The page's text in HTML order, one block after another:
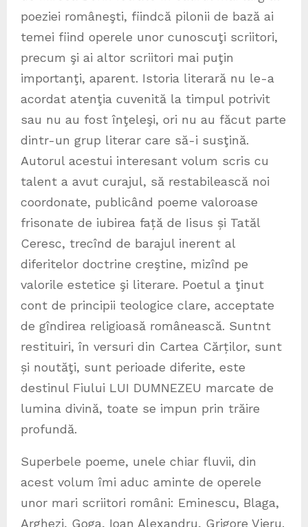
poeziei româneşti, fiindcă pilonii de bază ai
temei fiind operele unor cunoscuţi scriitori,
precum şi ai altor scriitori mai puţin
importanţi, aparent. Istoria literară nu le-a
acordat atenţia cuvenită la timpul potrivit
sau nu au fost înţeleşi, ori nu au făcut parte
dintr-un grup literar care să-i susţină.
Autorul acestui interesant volum scris cu
talent a avut curajul, să restabilească noi
coordonate, publicând poeme valoroase
frisonate de iubirea față de Iisus și Tatăl
Ceresc, trecînd de barajul inerent al
diferitelor doctrine creştine, mizînd pe
valorile estetice şi literare. Poetul a ţinut
cont de principii teologice clare, acceptate
de gîndirea religioasă românească. Suntnt
restituiri, în versuri din Cartea Cărților, sunt
și noutăţi, sunt perioade diferite, este
destinul Fiului LUI DUMNEZEU marcate de
lumina divină, toate se impun prin trăire
profundă.
Superbele poeme, unele chiar fluvii, din
acest volum îmi aduc aminte de operele
unor mari scriitori români: Eminescu, Blaga,
Arghezi, Goga, Ioan Alexandru, Grigore Vieru.